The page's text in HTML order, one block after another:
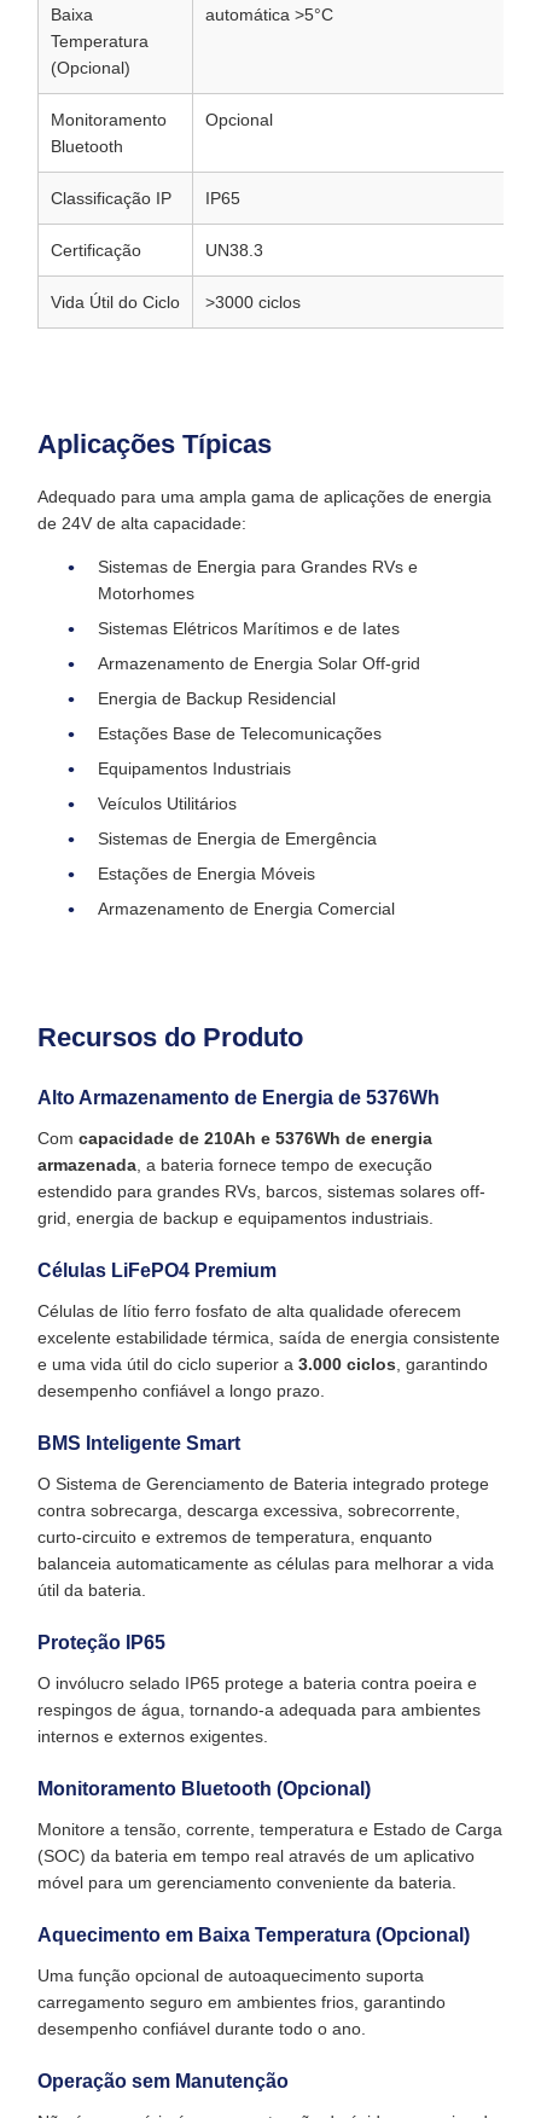
Baixa
Temperatura
(Opcional)
automática >5°C
Monitoramento
Bluetooth
Opcional
Classificação IP IP65
Certificação UN38.3
Vida Útil do Ciclo >3000 ciclos
Aplicações Típicas
Adequado para uma ampla gama de aplicações de energia
de 24V de alta capacidade:
Sistemas de Energia para Grandes RVs e
Motorhomes
Sistemas Elétricos Marítimos e de Iates
Armazenamento de Energia Solar Off-grid
Energia de Backup Residencial
Estações Base de Telecomunicações
Equipamentos Industriais
Veículos Utilitários
Sistemas de Energia de Emergência
Estações de Energia Móveis
Armazenamento de Energia Comercial
Recursos do Produto
Alto Armazenamento de Energia de 5376Wh
Com capacidade de 210Ah e 5376Wh de energia
armazenada , a bateria fornece tempo de execução
estendido para grandes RVs, barcos, sistemas solares off-
grid, energia de backup e equipamentos industriais.
Células LiFePO4 Premium
Células de lítio ferro fosfato de alta qualidade oferecem
excelente estabilidade térmica, saída de energia consistente
e uma vida útil do ciclo superior a 3.000 ciclos , garantindo
desempenho confiável a longo prazo.
BMS Inteligente Smart
O Sistema de Gerenciamento de Bateria integrado protege
contra sobrecarga, descarga excessiva, sobrecorrente,
curto-circuito e extremos de temperatura, enquanto
balanceia automaticamente as células para melhorar a vida
útil da bateria.
Proteção IP65
O invólucro selado IP65 protege a bateria contra poeira e
respingos de água, tornando-a adequada para ambientes
internos e externos exigentes.
Monitoramento Bluetooth (Opcional)
Monitore a tensão, corrente, temperatura e Estado de Carga
(SOC) da bateria em tempo real através de um aplicativo
móvel para um gerenciamento conveniente da bateria.
Aquecimento em Baixa Temperatura (Opcional)
Uma função opcional de autoaquecimento suporta
carregamento seguro em ambientes frios, garantindo
desempenho confiável durante todo o ano.
Operação sem Manutenção